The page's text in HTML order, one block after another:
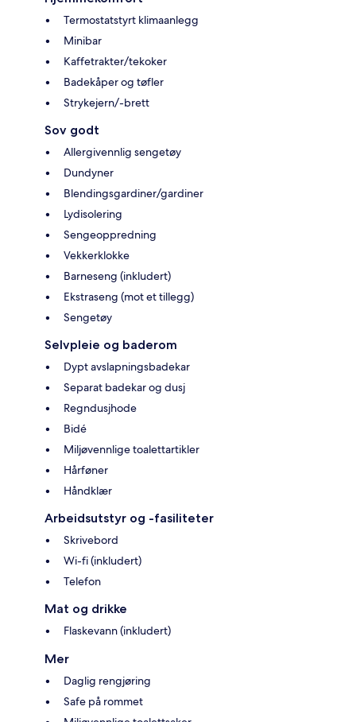
Termostatstyrt klimaanlegg
Minibar
Kaffetrakter/tekoker
Badekåper og tøfler
Strykejern/-brett
Sov godt
Allergivennlig sengetøy
Dundyner
Blendingsgardiner/gardiner
Lydisolering
Sengeoppredning
Vekkerklokke
Barneseng (inkludert)
Ekstraseng (mot et tillegg)
Sengetøy
Selvpleie og baderom
Dypt avslapningsbadekar
Separat badekar og dusj
Regndusjhode
Bidé
Miljøvennlige toalettartikler
Hårføner
Håndklær
Arbeidsutstyr og -fasiliteter
Skrivebord
Wi-fi (inkludert)
Telefon
Mat og drikke
Flaskevann (inkludert)
Mer
Daglig rengjøring
Safe på rommet